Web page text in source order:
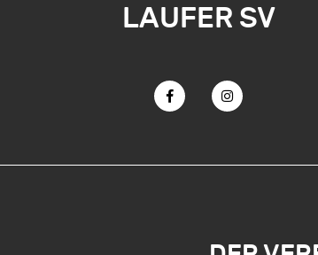
LAUFER SV